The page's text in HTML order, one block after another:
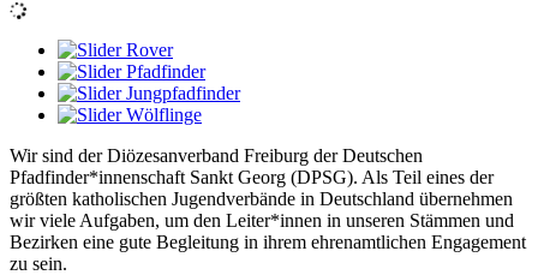
Wir sind der Diözesanverband Freiburg der Deutschen
Pfadfinder*innenschaft Sankt Georg (DPSG). Als Teil eines der
größten katholischen Jugendverbände in Deutschland übernehmen
wir viele Aufgaben, um den Leiter*innen in unseren Stämmen und
Bezirken eine gute Begleitung in ihrem ehrenamtlichen Engagement
zu sein.